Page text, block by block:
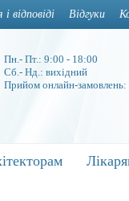
відповіді Відгуки
Пн.- Пт.: 9:00 - 18:00
Сб.- Нд.: вихідний
Прийом онлайн-замовлень: